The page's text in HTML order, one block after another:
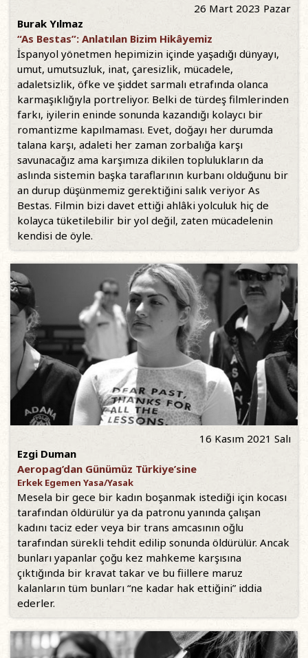
26 Mart 2023 Pazar
Burak Yılmaz
“As Bestas”: Anlatılan Bizim Hikâyemiz
İspanyol yönetmen hepimizin içinde yaşadığı dünyayı,
umut, umutsuzluk, inat, çaresizlik, mücadele,
adaletsizlik, öfke ve şiddet sarmalı etrafında olanca
karmaşıklığıyla portreliyor. Belki de türdeş filmlerinden
farkı, iyilerin eninde sonunda kazandığı kolaycı bir
romantizme kapılmaması. Evet, doğayı her durumda
talana karşı, adaleti her zaman zorbalığa karşı
savunacağız ama karşımıza dikilen toplulukların da
aslında sistemin başka taraflarının kurbanı olduğunu bir
an durup düşünmemiz gerektiğini salık veriyor As
Bestas. Filmin bizi davet ettiği ahlâki yolculuk hiç de
kolayca tüketilebilir bir yol değil, zaten mücadelenin
kendisi de öyle.
16 Kasım 2021 Salı
Ezgi Duman
Aeropag’dan Günümüz Türkiye’sine
Erkek Egemen Yasa/Yasak
Mesela bir gece bir kadın boşanmak istediği için kocası
tarafından öldürülür ya da patronu yanında çalışan
kadını taciz eder veya bir trans amcasının oğlu
tarafından sürekli tehdit edilip sonunda öldürülür. Ancak
bunları yapanlar çoğu kez mahkeme karşısına
çıktığında bir kravat takar ve bu fiillere maruz
kalanların tüm bunları “ne kadar hak ettiğini” iddia
ederler.